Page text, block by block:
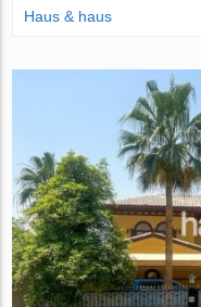
Haus & haus